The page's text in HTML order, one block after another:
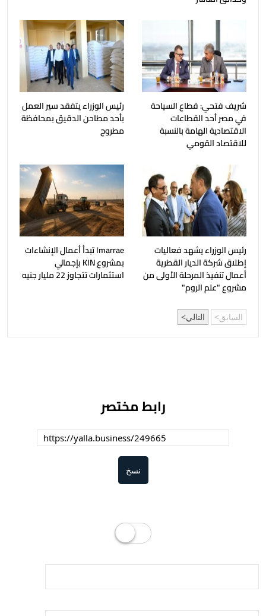
شريف فتحي: قطاع السياحة
في مصر أحد القطاعات
الاقتصادية الهامة بالنسبة
للاقتصاد القومي
رئيس الوزراء يتفقد سير العمل
بأحد مطاحن الدقيق بمحافظة
مطروح
رئيس الوزراء يشهد فعاليات
إطلاق شركة الديار القطرية
أعمال تنفيذ المرحلة الأولى من
مشروع "علم الروم"
Imarrae تبدأ أعمال الإنشاءات
بمشروع KIN بإجمالي
استثمارات تتجاوز 22 مليار جنيه
السابق التالي
رابط مختصر
نسخ